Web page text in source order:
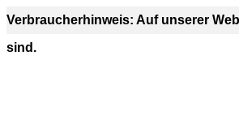
Verbraucherhinweis: Auf unserer
sind.